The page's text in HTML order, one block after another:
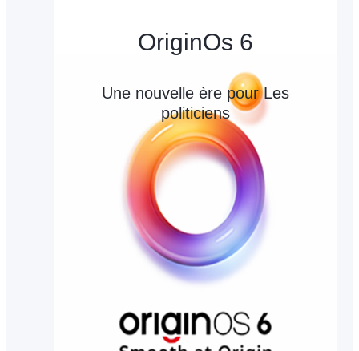
OriginOs 6
Une nouvelle ère pour Les
politiciens